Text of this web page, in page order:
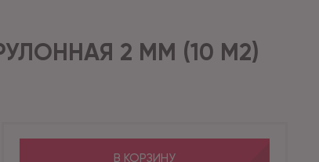
2 ММ (10 М2)
В КОРЗИНУ